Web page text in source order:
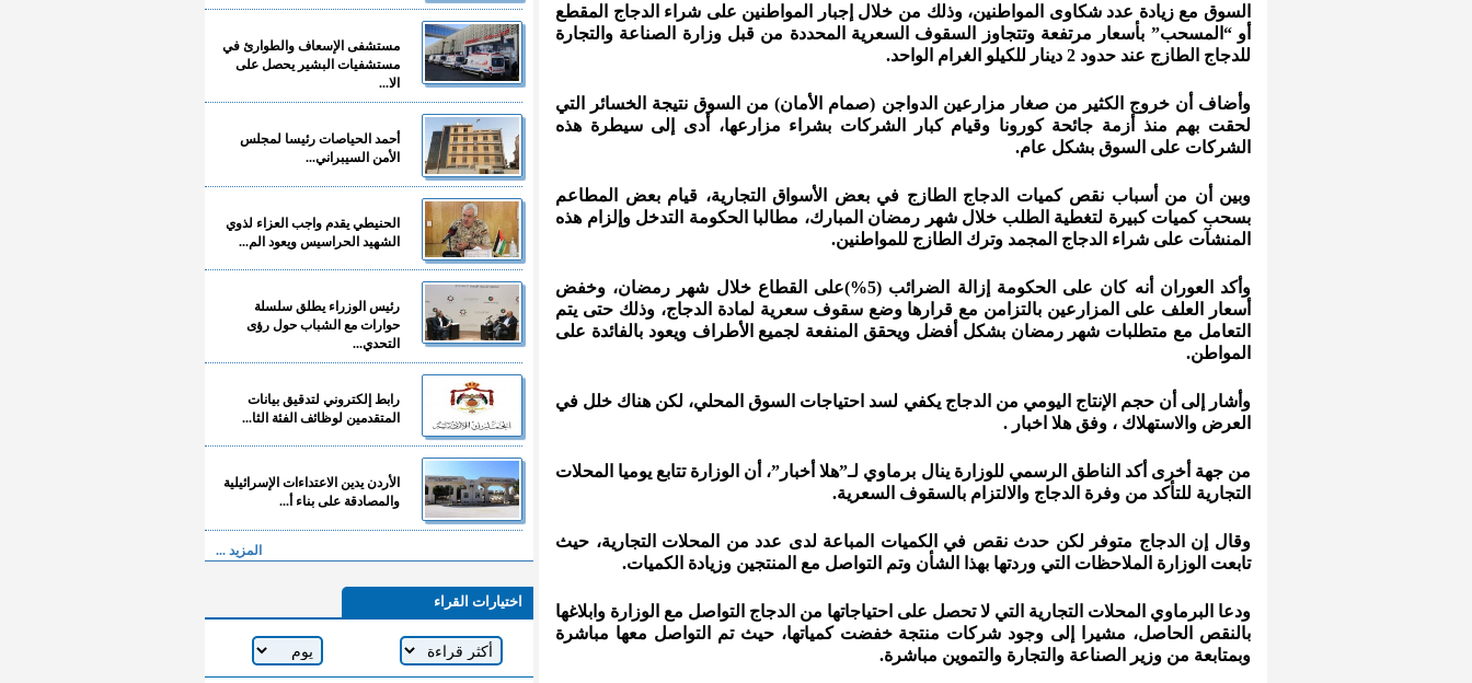
السوق مع زيادة عدد شكاوى المواطنين، وذلك من خلال إجبار المواطنين على شراء الدجاج المقطع
أو “المسحب” بأسعار مرتفعة وتتجاوز السقوف السعرية المحددة من قبل وزارة الصناعة والتجارة
للدجاج الطازج عند حدود 2 دينار للكيلو الغرام الواحد.
وأضاف أن خروج الكثير من صغار مزارعين الدواجن (صمام الأمان) من السوق نتيجة الخسائر التي
لحقت بهم منذ أزمة جائحة كورونا وقيام كبار الشركات بشراء مزارعها، أدى إلى سيطرة هذه
الشركات على السوق بشكل عام.
وبين أن من أسباب نقص كميات الدجاج الطازج في بعض الأسواق التجارية، قيام بعض المطاعم
بسحب كميات كبيرة لتغطية الطلب خلال شهر رمضان المبارك، مطالبا الحكومة التدخل وإلزام هذه
المنشآت على شراء الدجاج المجمد وترك الطازج للمواطنين.
وأكد العوران أنه كان على الحكومة إزالة الضرائب (5%)على القطاع خلال شهر رمضان، وخفض
أسعار العلف على المزارعين بالتزامن مع قرارها وضع سقوف سعرية لمادة الدجاج، وذلك حتى يتم
التعامل مع متطلبات شهر رمضان بشكل أفضل ويحقق المنفعة لجميع الأطراف ويعود بالفائدة على
المواطن.
وأشار إلى أن حجم الإنتاج اليومي من الدجاج يكفي لسد احتياجات السوق المحلي، لكن هناك خلل في
العرض والاستهلاك ، وفق هلا اخبار .
من جهة أخرى أكد الناطق الرسمي للوزارة ينال برماوي لـ”هلا أخبار”، أن الوزارة تتابع يوميا المحلات
التجارية للتأكد من وفرة الدجاج والالتزام بالسقوف السعرية.
وقال إن الدجاج متوفر لكن حدث نقص في الكميات المباعة لدى عدد من المحلات التجارية، حيث
تابعت الوزارة الملاحظات التي وردتها بهذا الشأن وتم التواصل مع المنتجين وزيادة الكميات.
ودعا البرماوي المحلات التجارية التي لا تحصل على احتياجاتها من الدجاج التواصل مع الوزارة وابلاغها
بالنقص الحاصل، مشيرا إلى وجود شركات منتجة خفضت كمياتها، حيث تم التواصل معها مباشرة
وبمتابعة من وزير الصناعة والتجارة والتموين مباشرة.
مستشفى الإسعاف والطوارئ في
مستشفيات البشير يحصل على
الا...
أحمد الحياصات رئيسا لمجلس
الأمن السيبراني...
الحنيطي يقدم واجب العزاء لذوي
الشهيد الحراسيس ويعود الم...
رئيس الوزراء يطلق سلسلة
حوارات مع الشباب حول رؤى
التحدي...
رابط إلكتروني لتدقيق بيانات
المتقدمين لوظائف الفئة الثا...
الأردن يدين الاعتداءات الإسرائيلية
والمصادقة على بناء أ...
المزيد ...
اختيارات القراء